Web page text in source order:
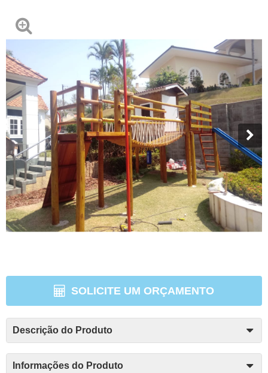
SOLICITE UM ORÇAMENTO
Descrição do Produto
Informações do Produto